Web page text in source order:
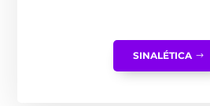
SINALÉTICA